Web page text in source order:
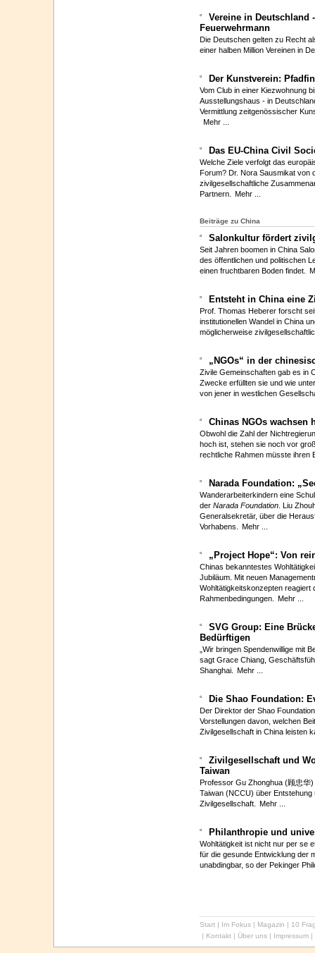
Vereine in Deutschland
Feuerwehrmann
Die Deutschen gelten zu Recht
einer halben Million Vereinen in
Der Kunstverein:
Vom Club in einer Kiezwohnung
Ausstellungshaus - in
Vermittlung zeitgenössischer
Mehr ...
Das EU-China Civil
Welche Ziele verfolgt das
Forum? Dr. Nora Sausmikat von
zivilgesellschaftliche
Partnern.
Mehr ...
Beiträge zu China
Salonkultur fördert
Seit Jahren boomen in China
des öffentlichen und politischen
einen fruchtbaren Boden findet.
Entsteht in China eine
Prof. Thomas Heberer forscht
institutionellen Wandel in China
möglicherweise
„NGOs“ in der
Zivile Gemeinschaften gab es in
Zwecke erfüllten sie und wie
von jener in westlichen
Chinas NGOs wachsen
Obwohl die Zahl der
hoch ist, stehen sie noch vor
rechtliche Rahmen müsste ihren
Narada Foundation:
Wanderarbeiterkindern eine
der Narada Foundation . Liu
Generalsekretär, über die
Vorhabens.
Mehr ...
„Project Hope“: Von
Chinas bekanntestes
Jubiläum. Mit neuen
Wohltätigkeitskonzepten reagiert
Rahmenbedingungen.
Mehr ...
SVG Group: Eine
Bedürftigen
„Wir bringen Spendenwillige mit
sagt Grace Chiang,
Shanghai.
Mehr ...
Die Shao Foundation:
Der Direktor der Shao
Vorstellungen davon, welchen
Zivilgesellschaft in China leisten
Zivilgesellschaft und
Taiwan
Professor Gu Zhonghua (顾忠华
Taiwan (NCCU) über
Zivilgesellschaft.
Mehr ...
Philanthropie und
Wohltätigkeit ist nicht nur per se
für die gesunde Entwicklung der
unabdingbar, so der Pekinger
Start | Im Fokus | Magazin | 10
| Kontakt | Über uns | Impressum |